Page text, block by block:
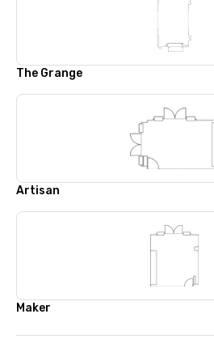
The Grange
Artisan
Maker